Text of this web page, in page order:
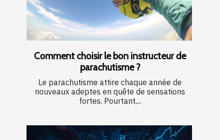
Comment choisir le bon instructeur de
parachutisme ?
Le parachutisme attire chaque année de
nouveaux adeptes en quête de sensations
fortes. Pourtant,...